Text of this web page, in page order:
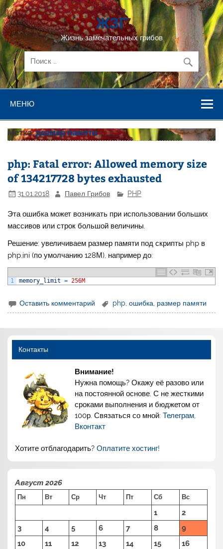
Перейти
к
содержимому
ЖЗГ
Жизнь замечательных грибов
МЕНЮ
Метка:размер памяти
php: Fatal error: Allowed memory size
of 134217728 bytes exhausted
31.01.2018 Павел Грибов PHP
Эта ошибка может возникать при использовании больших
массивов или строк большой величины.
Решение: увеличиваем размер памяти под скрипты php в
php.ini (по умолчанию 128М), например до:
1 memory_limit = 256M
Оставить комментарий php ,ошибка размер памяти
Контакты
Внимание!
Нужна помощь? Окажу её разово или
на постоянной основе. С не жесткими
сроками выполнения и бюджетом от
100р. Связаться со мной:Телеграм,
Вконтакт
Хотите отблагодарить?Оплатите хостинг!
Август 2026
Пн Вт Ср Чт Пт Сб Вс
1
2
3
4 5 6 7 8
9
10
11 12 13 14 15
16